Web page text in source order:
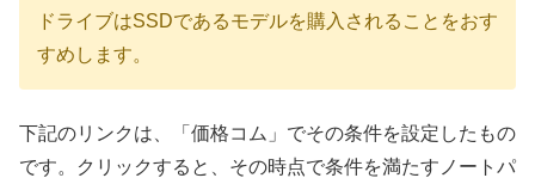
ドライブはSSDであるモデルを購入されることをおす
すめします。
下記のリンクは、「価格コム」でその条件を設定したもの
です。クリックすると、その時点で条件を満たすノートパ